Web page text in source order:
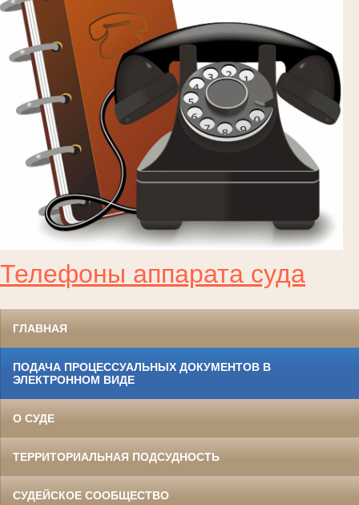
Телефоны аппарата суда
ГЛАВНАЯ
ПОДАЧА ПРОЦЕССУАЛЬНЫХ ДОКУМЕНТОВ В
ЭЛЕКТРОННОМ ВИДЕ
О СУДЕ
ТЕРРИТОРИАЛЬНАЯ ПОДСУДНОСТЬ
СУДЕЙСКОЕ СООБЩЕСТВО